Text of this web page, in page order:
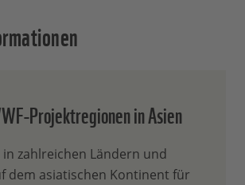
Projektregionen in Asien
in zahlreichen Ländern und
dem asiatischen Kontinent für